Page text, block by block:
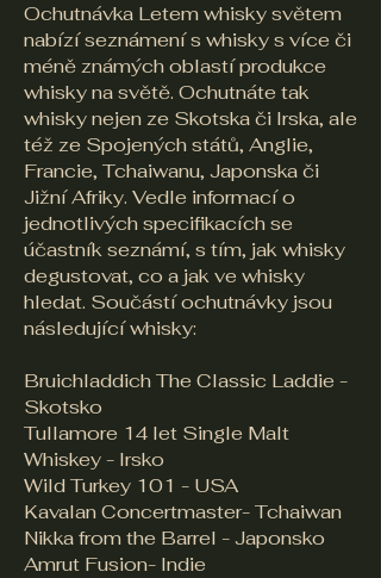
​Ochutnávka Letem whisky světem
nabízí seznámení s whisky s více či
méně známých oblastí produkce
whisky na světě. Ochutnáte tak
whisky nejen ze Skotska či Irska, ale
též ze Spojených států, Anglie,
Francie, Tchaiwanu, Japonska či
Jižní Afriky. Vedle informací o
jednotlivých specifikacích se
účastník seznámí, s tím, jak whisky
degustovat, co a jak ve whisky
hledat. Součástí ochutnávky jsou
následující whisky:
Bruichladdich The Classic Laddie -
Skotsko
Tullamore 14 let Single Malt
Whiskey - Irsko
Wild Turkey 101 - USA
Kavalan Concertmaster- Tchaiwan
Nikka from the Barrel - Japonsko​
Amrut Fusion- Indie